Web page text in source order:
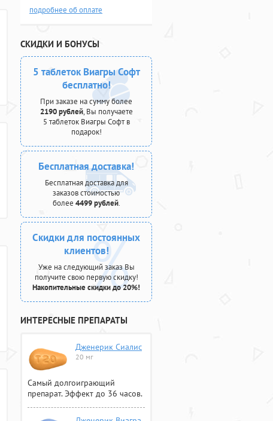
подробнее об оплате
СКИДКИ И БОНУСЫ
5 таблеток Виагры Софт
бесплатно!
При заказе на сумму более
2190 рублей, Вы получаете
5 таблеток Виагры Софт в
подарок!
Бесплатная доставка!
Бесплатная доставка для
заказов стоимостью
более 4499 рублей.
Скидки для постоянных
клиентов!
Уже на следующий заказ Вы
получите свою первую скидку!
Накопительные скидки до 20%!
ИНТЕРЕСНЫЕ ПРЕПАРАТЫ
Дженерик Сиалис
20 мг
Самый долгоиграющий
препарат. Эффект до 36 часов.